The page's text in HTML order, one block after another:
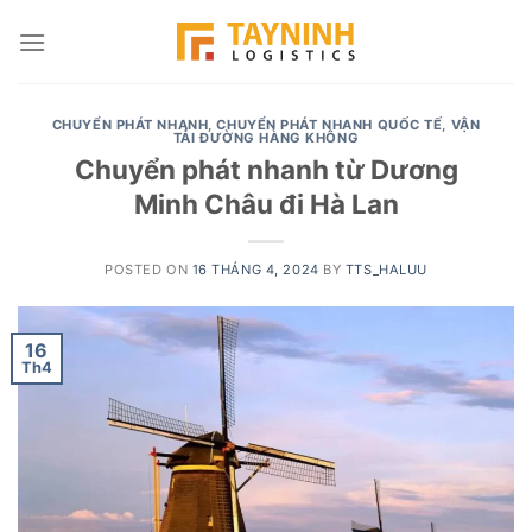
CHUYỂN PHÁT NHANH,CHUYỂN PHÁT NHANH QUỐC TẾ, VẬN
TẢI ĐƯỜNG HÀNG KHÔNG
Chuyển phát nhanh từ Dương
Minh Châu đi Hà Lan
POSTED ON 16 THÁNG 4, 2024 BY TTS_HALUU
16
Th4